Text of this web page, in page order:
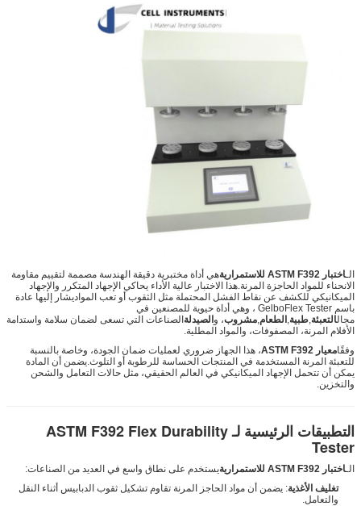
الـاختبار ASTM F392 للاستمرارية
هي أداة مختبرية دقيقة الهندسة مصممة لتقييم مقاومة
الانحناء للمواد الحاجزة المرنة.هذا الاختبار عالية الأداء يحاكي الإجهاد المتكرر والإجهاد
الميكانيكي للكشف عن نقاط الفشل المحتملة مثل الثقوب أو تعب المواديشار إليها عادة
باسم GelboFlex Tester ، وهي أداة حيوية للمصنعين في
مجالالتعبئة,طبية,الطعام,مشروب، والصيدلةالصناعات التي تسعى لضمان سلامة واستدامة
الأفلام المرنة، المصفوفات، والمواد المطلية.
وفقًامعيار ASTM F392
، هذا الجهاز ضروري لعمليات ضمان الجودة، وخاصة بالنسبة
للتعبئة المرنة المستخدمة في المنتجات الحساسة للرطوبة أو التلوث.يضمن أن المادة
يمكن أن تتحمل الإجهاد الميكانيكي في العالم الحقيقي، مثل حالات التعامل والشحن
والتخزين.
التطبيقات الرئيسية لـ ASTM F392 Flex Durability
Tester
الـاختبار ASTM F392 للاستمرارية
يستخدم على نطاق واسع في العديد من الصناعات:
تغليف الأغذية: يضمن أن مواد الحاجز المرنة تقاوم تشكيل ثقوب الدبابيس أثناء النقل
والتعامل.